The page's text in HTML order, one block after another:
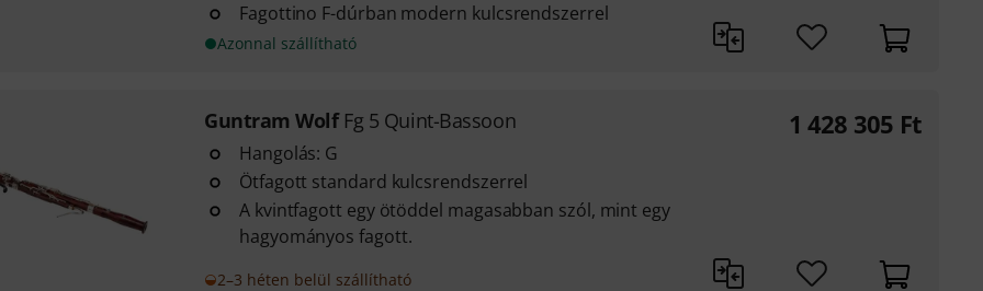
Fagottino F-dúrban modern kulcsrendszerrel
Azonnal szállítható
Guntram Wolf Fg 5 Quint-Bassoon
Hangolás: G
Ötfagott standard kulcsrendszerrel
A kvintfagott egy ötöddel magasabban szól, mint egy
hagyományos fagott.
2–3 héten belül szállítható
1 428 305 Ft